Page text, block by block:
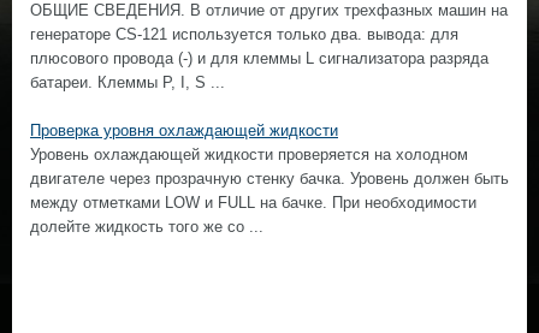
ОБЩИЕ СВЕДЕНИЯ. В отличие от других трехфазных машин на
генераторе CS-121 используется только два. вывода: для
плюсового провода (-) и для клеммы L сигнализатора разряда
батареи. Клеммы Р, I, S ...
Проверка уровня охлаждающей жидкости
Уровень охлаждающей жидкости проверяется на холодном
двигателе через прозрачную стенку бачка. Уровень должен быть
между отметками LOW и FULL на бачке. При необходимости
долейте жидкость того же со ...